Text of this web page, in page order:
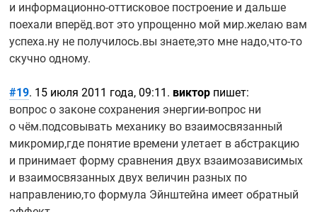
и информационно-оттисковое построение и дальше
поехали вперёд.вот это упрощенно мой мир.желаю вам
успеха.ну не получилось.вы знаете,это мне надо,что-то
скучно одному.
#19. 15 июля 2011 года, 09:11. виктор пишет:
вопрос о законе сохраненияэнергии-вопрос ни
о чём.подсовывать механику во взаимосвязанный
микромир,где понятие времени улетает в абстракцию
и принимает форму сравнения двух взаимозависимых
и взаимосвязанных двух величин разных по
направлению,то формула Эйнштейна имеет обратный